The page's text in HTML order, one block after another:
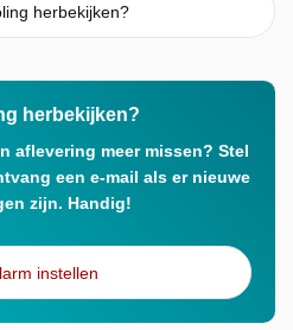
herbekijken?
herbekijken?
aflevering meer missen? Stel
een e-mail als er nieuwe
zijn. Handig!
instellen